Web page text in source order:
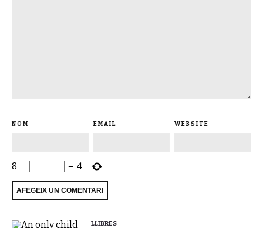
NOM EMAIL WEBSITE
8 − = 4
LLIBRES